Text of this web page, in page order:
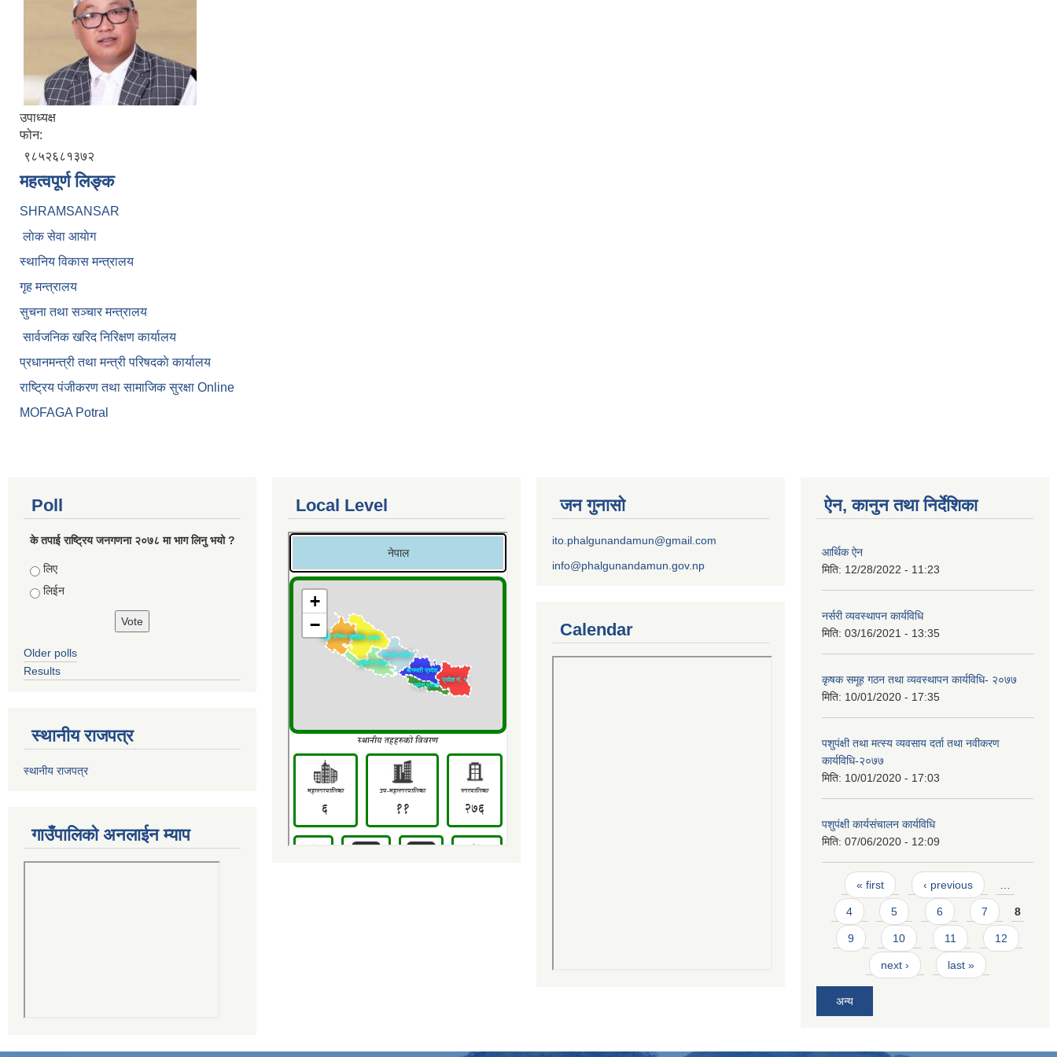
उपाध्यक्ष
फोन:
९८५२६८१३७२
महत्वपूर्ण लिङ्क
SHRAMSANSAR
लाेक सेवा आयाेग
स्थानिय विकास मन्त्रालय
गृह मन्त्रालय
सुचना तथा सञ्चार मन्त्रालय
सार्वजनिक खरिद निरिक्षण कार्यालय
प्रधानमन्त्री तथा मन्त्री परिषदकाे कार्यालय
राष्ट्रिय पंजीकरण तथा सामाजिक सुरक्षा Online
MOFAGA Potral
Poll
के तपाई राष्ट्रिय जनगणना २०७८ मा भाग लिनु भयो ?
Choices
लिए
लिईन
Older polls
Results
स्थानीय राजपत्र
स्थानीय राजपत्र
गाउँपालिको अनलाईन म्याप
Local Level जन गुनासो
ito.phalgunandamun@gmail.com
info@phalgunandamun.gov.np
Calendar
ऐन, कानुन तथा निर्देशिका
आर्थिक ऐन
मिति: 12/28/2022 - 11:23
नर्सरी व्यवस्थापन कार्यविधि
मिति: 03/16/2021 - 13:35
कृषक समूह गठन तथा व्यवस्थापन कार्यविधि- २०७७
मिति: 10/01/2020 - 17:35
पशुपंक्षी तथा मत्स्य व्यवसाय दर्ता तथा नवीकरण
कार्यविधि-२०७७
मिति: 10/01/2020 - 17:03
पशुपंक्षी कार्यसंचालन कार्यविधि
मिति: 07/06/2020 - 12:09
Pages
« first ‹ previous
4 5 6 7 8
9 10 11 12
next › last »
अन्य